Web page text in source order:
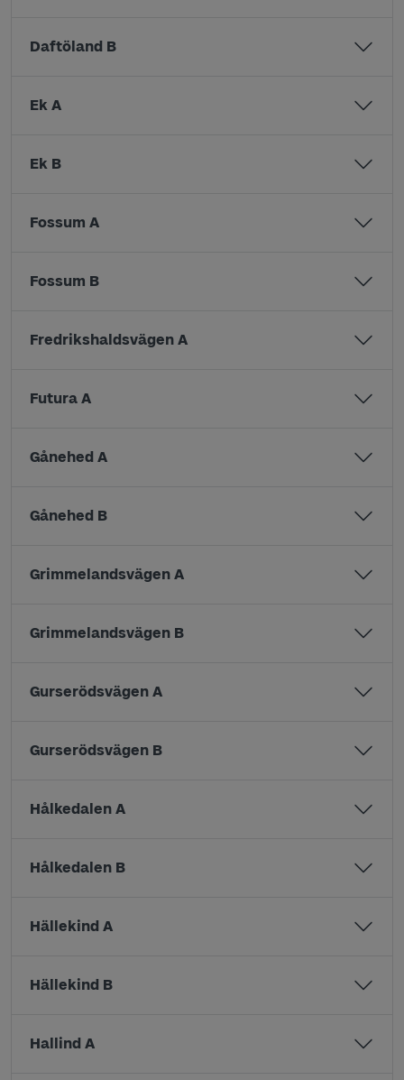
Daftöland B
Ek A
Ek B
Fossum A
Fossum B
Fredrikshaldsvägen A
Futura A
Gånehed A
Gånehed B
Grimmelandsvägen A
Grimmelandsvägen B
Gurserödsvägen A
Gurserödsvägen B
Hålkedalen A
Hålkedalen B
Hällekind A
Hällekind B
Hallind A